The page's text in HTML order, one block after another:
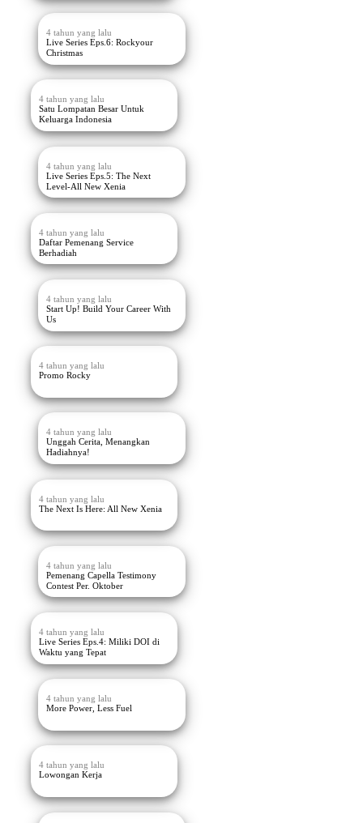
4 tahun yang lalu
Live Series Eps.6: Rockyour
Christmas
4 tahun yang lalu
Satu Lompatan Besar Untuk
Keluarga Indonesia
4 tahun yang lalu
Live Series Eps.5: The Next
Level-All New Xenia
4 tahun yang lalu
Daftar Pemenang Service
Berhadiah
4 tahun yang lalu
Start Up! Build Your Career With
Us
4 tahun yang lalu
Promo Rocky
4 tahun yang lalu
Unggah Cerita, Menangkan
Hadiahnya!
4 tahun yang lalu
The Next Is Here: All New Xenia
4 tahun yang lalu
Pemenang Capella Testimony
Contest Per. Oktober
4 tahun yang lalu
Live Series Eps.4: Miliki DOI di
Waktu yang Tepat
4 tahun yang lalu
More Power, Less Fuel
4 tahun yang lalu
Lowongan Kerja